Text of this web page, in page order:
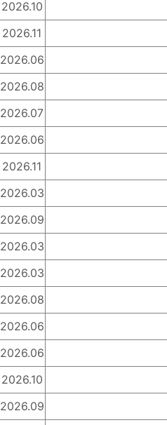
2026.10
2026.11
2026.06
2026.08
2026.07
2026.06
2026.11
2026.03
2026.09
2026.03
2026.03
2026.08
2026.06
2026.06
2026.10
2026.09